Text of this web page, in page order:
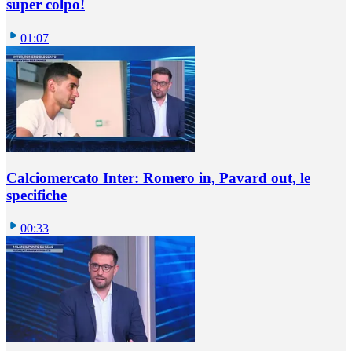
super colpo!
01:07
Calciomercato Inter: Romero in, Pavard out, le
specifiche
00:33